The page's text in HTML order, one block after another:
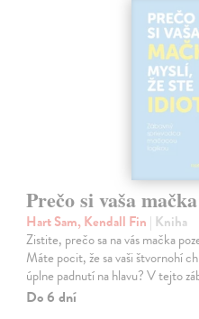
Prečo si vaša
Hart Sam, Kendall Fin | Kniha
Zistite, prečo sa na vás mačka
Máte pocit, že sa vaši štvornohí
úplne padnutí na hlavu? V tejto
Do 6 dní